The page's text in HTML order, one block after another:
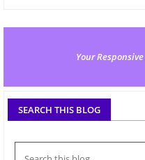
Your
SEARCH THIS BLOG